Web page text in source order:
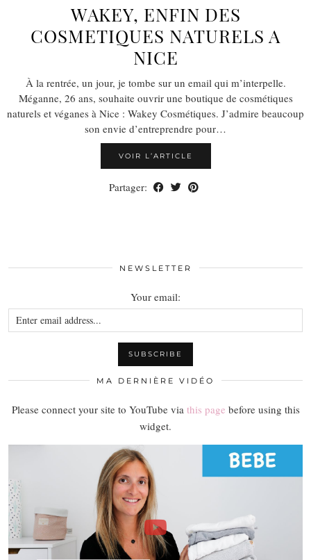
WAKEY, ENFIN DES
COSMETIQUES NATURELS A
NICE
À la rentrée, un jour, je tombe sur un email qui m’interpelle.
Méganne, 26 ans, souhaite ouvrir une boutique de cosmétiques
naturels et véganes à Nice : Wakey Cosmétiques. J’admire beaucoup
son envie d’entreprendre pour…
VOIR L’ARTICLE
Partager:
NEWSLETTER
Your email:
MA DERNIÈRE VIDÉO
Please connect your site to YouTube via this page before using this
widget.